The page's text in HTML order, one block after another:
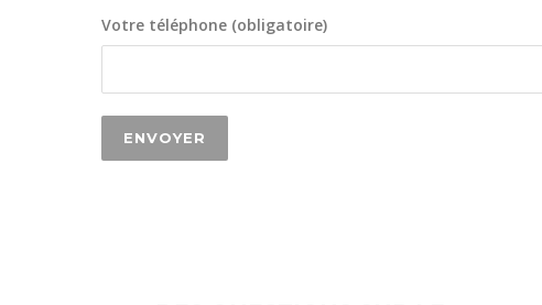
Votre téléphone (obligatoire)